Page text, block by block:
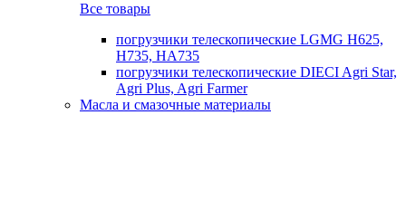
Все товары
погрузчики телескопические LGMG H625,
H735, HA735
погрузчики телескопические DIECI Agri Star,
Agri Plus, Agri Farmer
Масла и смазочные материалы